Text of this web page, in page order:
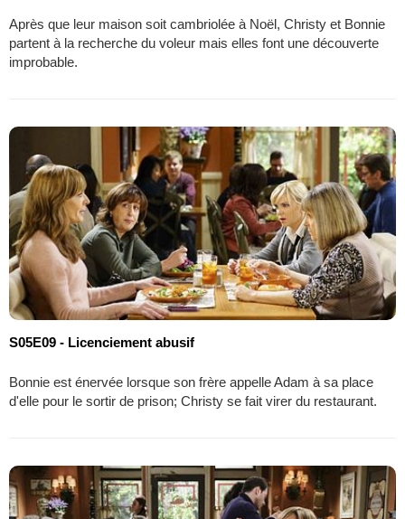
Après que leur maison soit cambriolée à Noël, Christy et Bonnie
partent à la recherche du voleur mais elles font une découverte
improbable.
S05E09 - Licenciement abusif
Bonnie est énervée lorsque son frère appelle Adam à sa place
d'elle pour le sortir de prison; Christy se fait virer du restaurant.